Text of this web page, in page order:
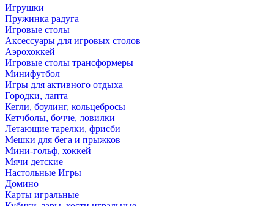
Игрушки
Пружинка радуга
Игровые столы
Аксессуары для игровых столов
Аэрохоккей
Игровые столы трансформеры
Минифутбол
Игры для активного отдыха
Городки, лапта
Кегли, боулинг, кольцебросы
Кетчболы, бочче, ловилки
Летающие тарелки, фрисби
Мешки для бега и прыжков
Мини-гольф, хоккей
Мячи детские
Настольные Игры
Домино
Карты игральные